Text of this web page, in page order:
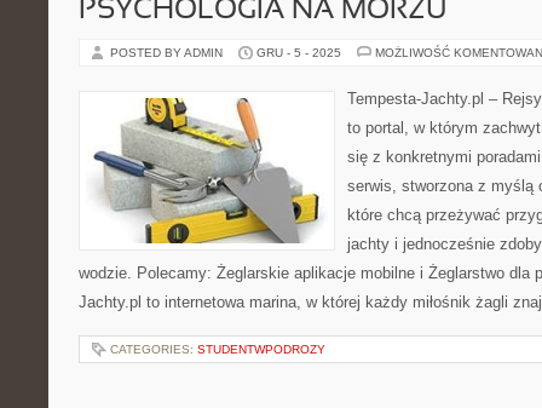
PSYCHOLOGIA NA MORZU
POSTED BY ADMIN GRU - 5 - 2025 MOŻLIWOŚĆ
Tempesta-Jachty.pl –
to portal, w którym
się z konkretnymi
serwis, stworzona z myślą
które chcą przeżywać
jachty i jednocześnie
wodzie. Polecamy: Żeglarskie aplikacje mobilne i Żeglarstwo dla
Jachty.pl to internetowa marina, w której każdy miłośnik żagli
CATEGORIES: STUDENTWPODROZY